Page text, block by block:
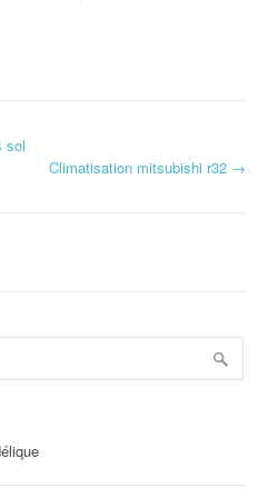
sol
Climatisation mitsubishi r32 →